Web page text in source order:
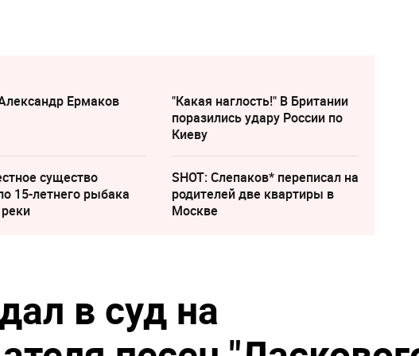
Ермаков
"Какая наглость!" В Британии
поразились удару России по
Киеву
существо
15-летнего рыбака
SHOT: Слепаков* переписал на
родителей две квартиры в
Москве
в суд на